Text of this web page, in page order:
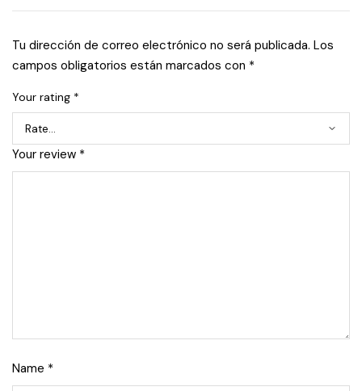
Tu dirección de correo electrónico no será publicada. Los
campos obligatorios están marcados con *
Your rating *
Your review *
Name *